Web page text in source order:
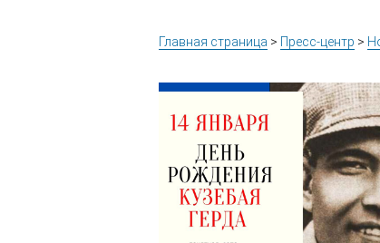
Главная страница > Пресс-центр >